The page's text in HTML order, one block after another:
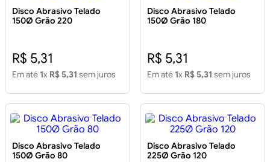
Disco Abrasivo Telado
150Ø Grão 220
R$ 5,31
Em até 1x R$ 5,31 sem juros
Disco Abrasivo Telado
150Ø Grão 180
R$ 5,31
Em até 1x R$ 5,31 sem juros
Disco Abrasivo Telado
150Ø Grão 80
Disco Abrasivo Telado
225Ø Grão 120